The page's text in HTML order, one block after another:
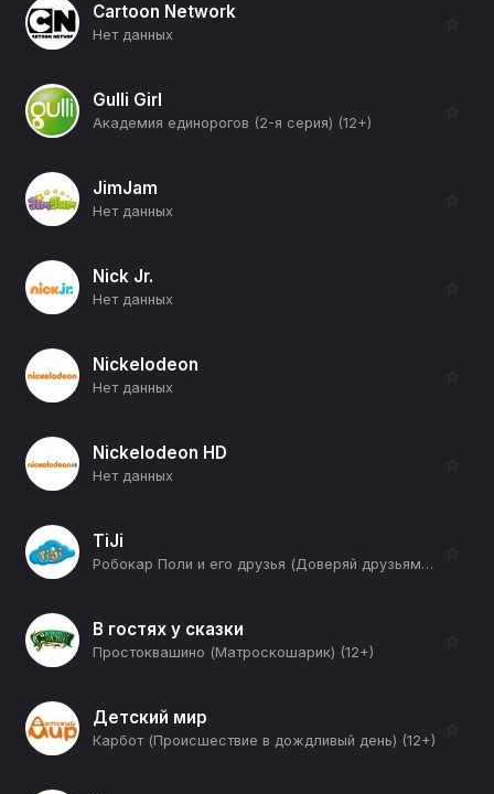
Cartoon Network
Нет данных
☆
Gulli Girl
Академия единорогов (2-я серия) (12+)
☆
JimJam
Нет данных
☆
Nick Jr.
Нет данных
☆
Nickelodeon
Нет данных
☆
Nickelodeon HD
Нет данных
☆
TiJi
Робокар Поли и его друзья (Доверяй друзьям) (12+)
☆
В гостях у сказки
Простоквашино (Матроскошарик) (12+)
☆
Детский мир
Карбот (Происшествие в дождливый день) (12+)
☆